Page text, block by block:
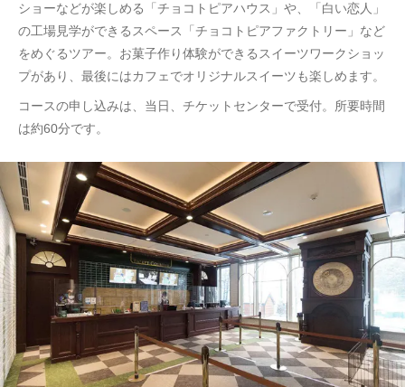
ショーなどが楽しめる「チョコトピアハウス」や、「白い恋人」
の工場見学ができるスペース「チョコトピアファクトリー」など
をめぐるツアー。お菓子作り体験ができるスイーツワークショッ
プがあり、最後にはカフェでオリジナルスイーツも楽しめます。
コースの申し込みは、当日、チケットセンターで受付。所要時間
は約60分です。